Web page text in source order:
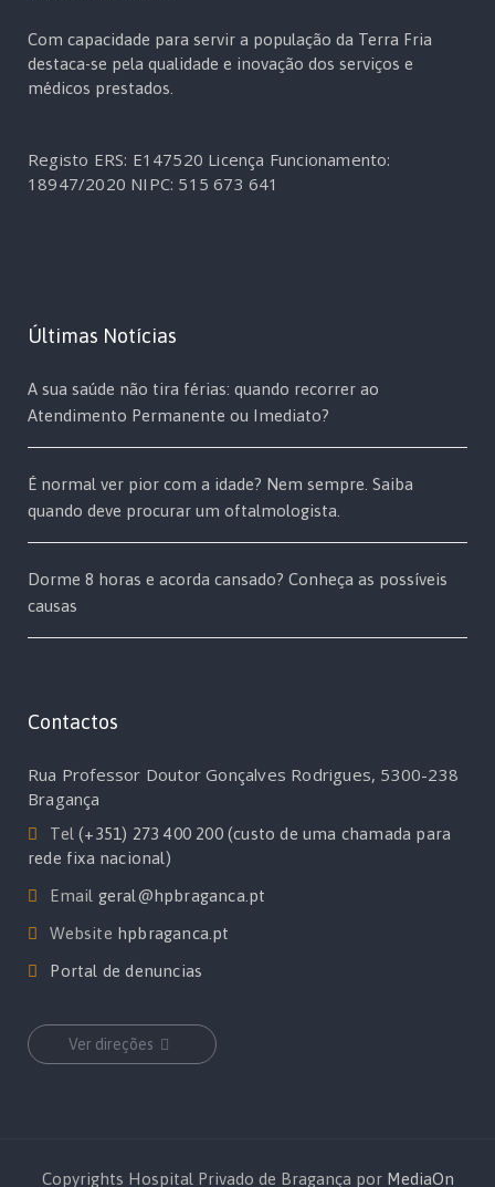
Com capacidade para servir a população da Terra Fria
destaca-se pela qualidade e inovação dos serviços e
médicos prestados.
Registo ERS: E147520 Licença Funcionamento:
18947/2020 NIPC: 515 673 641
Últimas Notícias
A sua saúde não tira férias: quando recorrer ao
Atendimento Permanente ou Imediato?
É normal ver pior com a idade? Nem sempre. Saiba
quando deve procurar um oftalmologista.
Dorme 8 horas e acorda cansado? Conheça as possíveis
causas
Contactos
Rua Professor Doutor Gonçalves Rodrigues, 5300-238
Bragança
Tel(+351) 273 400 200 (custo de uma chamada para
rede fixa nacional)
Email geral@hpbraganca.pt
Website hpbraganca.pt
Portal de denuncias
Ver direções
Copyrights Hospital Privado de Bragança por MediaOn